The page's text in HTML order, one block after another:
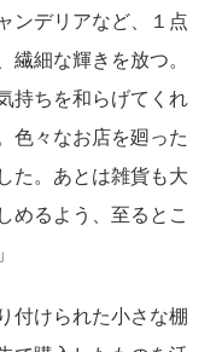
ンデリアなど、１点
繊細な輝きを放つ。
持ちを和らげてくれ
色々なお店を廻った
た。あとは雑貨も大
めるよう、至るとこ
付けられた小さな棚